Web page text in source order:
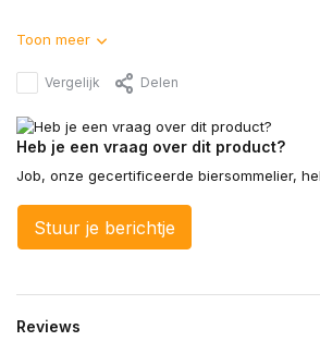
Toon meer
Vergelijk Delen
Heb je een vraag over dit product?
Job, onze gecertificeerde biersommelier,
Stuur je berichtje
Reviews